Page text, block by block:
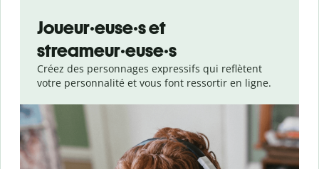
Joueur·euse·s et
streameur·euse·s
Créez des personnages expressifs qui reflètent
votre personnalité et vous font ressortir en ligne.